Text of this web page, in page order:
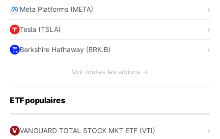
Meta Platforms (META)
Tesla (TSLA)
Berkshire Hathaway (BRK.B)
Voir toutes les actions →
ETF populaires
VANGUARD TOTAL STOCK MKT ETF (VTI)